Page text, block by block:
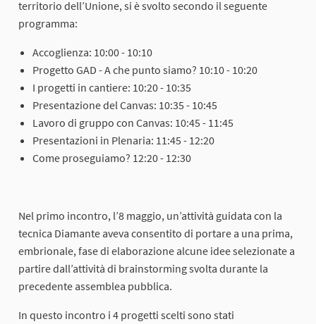
territorio dell’Unione, si è svolto secondo il seguente
programma:
Accoglienza: 10:00 - 10:10
Progetto GAD - A che punto siamo? 10:10 - 10:20
I progetti in cantiere: 10:20 - 10:35
Presentazione del Canvas: 10:35 - 10:45
Lavoro di gruppo con Canvas: 10:45 - 11:45
Presentazioni in Plenaria: 11:45 - 12:20
Come proseguiamo? 12:20 - 12:30
Nel primo incontro, l’8 maggio, un’attività guidata con la
tecnica Diamante aveva consentito di portare a una prima,
embrionale, fase di elaborazione alcune idee selezionate a
partire dall’attività di brainstorming svolta durante la
precedente assemblea pubblica.
In questo incontro i 4 progetti scelti sono stati